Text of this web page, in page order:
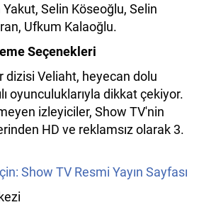
Selin Köseoğlu, Selin
Ufkum Kalaoğlu.
Seçenekleri
dizisi Veliaht, heyecan dolu
oyunculuklarıyla dikkat çekiyor.
izleyiciler, Show TV'nin
HD ve reklamsız olarak 3.
Show TV Resmi Yayın Sayfası